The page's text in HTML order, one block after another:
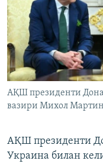
АҚШ президенти
вазири Михол
АҚШ президенти
Украина билан